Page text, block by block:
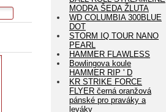
MODRA ŠEDA ŽLUTA
WD COLUMBIA 300BLUE
DOT
STORM IQ TOUR NANO
PEARL
HAMMER FLAWLESS
Bowlingova koule
HAMMER RIP ' D
KR STRIKE FORCE
FLYER černá oranžová
pánské pro praváky a
leváky